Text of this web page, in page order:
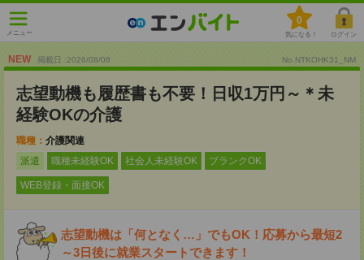
メニュー
0
気になる！ ログイン
NEW 掲載日 :2026/08/08 No.NTKOHK31_NM
志望動機も履歴書も不要！日収1万円～＊未
経験OKの介護
職種： 介護関連
派遣
職種未経験OK 社会人未経験OK ブランクOK
WEB登録・面接OK
志望動機は「何となく…」でもOK！応募から最短2
～3日後に就業スタートできます！